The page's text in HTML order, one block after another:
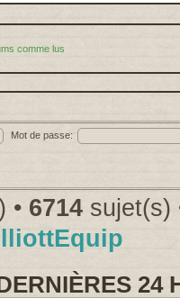
comme lus
Mot de passe:
• 6714 sujet(s)
24